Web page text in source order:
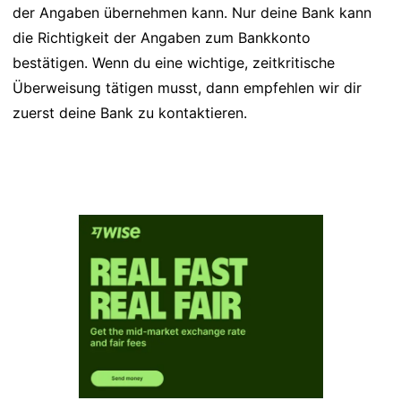
der Angaben übernehmen kann. Nur deine Bank kann
die Richtigkeit der Angaben zum Bankkonto
bestätigen. Wenn du eine wichtige, zeitkritische
Überweisung tätigen musst, dann empfehlen wir dir
zuerst deine Bank zu kontaktieren.